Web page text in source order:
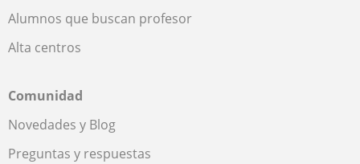
Alumnos que buscan profesor
Alta centros
Comunidad
Novedades y Blog
Preguntas y respuestas